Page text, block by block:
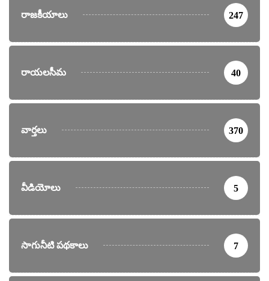
రాజకీయాలు 247
రాయలసీమ 40
వార్తలు 370
వీడియోలు 5
సాగునీటి పథకాలు 7